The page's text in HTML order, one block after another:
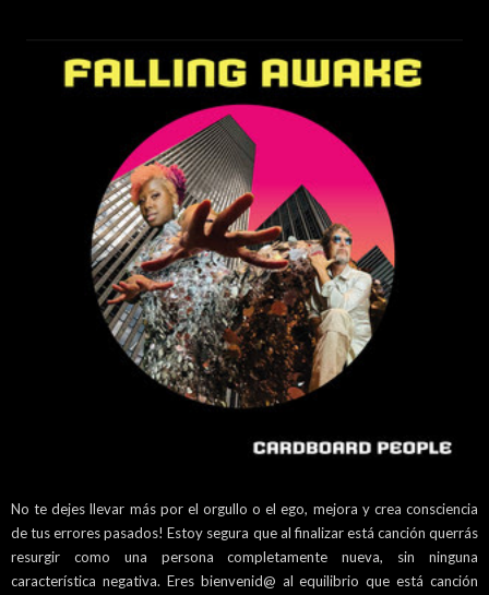
No te dejes llevar más por el orgullo o el ego, mejora y crea consciencia
de tus errores pasados! Estoy segura que al finalizar está canción querrás
resurgir como una persona completamente nueva, sin ninguna
característica negativa. Eres bienvenid@ al equilibrio que está canción